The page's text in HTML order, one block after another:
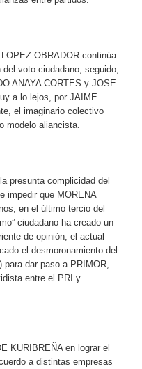
OBRADOR continúa
voto ciudadano, seguido,
ANAYA CORTES y JOSE
a lo lejos, por JAIME
el imaginario colectivo
modelo aliancista.
presunta complicidad del
impedir que MORENA
en el último tercio del
ciudadano ha creado un
de opinión, el actual
el desmoronamiento del
dar paso a PRIMOR,
entre el PRI y
KURIBREÑA en lograr el
a distintas empresas